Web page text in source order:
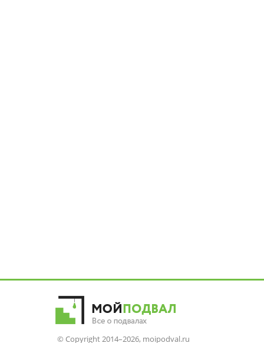
© Copyright 2014–2026, moipodval.ru